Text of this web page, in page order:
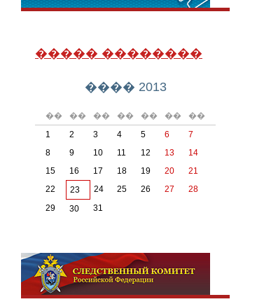
����� ��������
���� 2013
�� �� �� �� �� ��
��
1
2 3 4 5 6
7
8
9 10 11 12 13
14
15
16 17 18 19 20
21
22
23 24 25 26 27
28
29
30 31